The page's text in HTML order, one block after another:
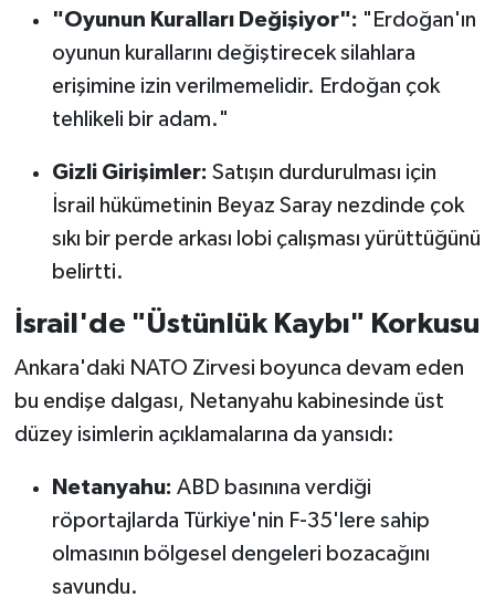
"Oyunun Kuralları Değişiyor": "Erdoğan'ın
oyunun kurallarını değiştirecek silahlara
erişimine izin verilmemelidir. Erdoğan çok
tehlikeli bir adam."
Gizli Girişimler: Satışın durdurulması için
İsrail hükümetinin Beyaz Saray nezdinde çok
sıkı bir perde arkası lobi çalışması yürüttüğünü
belirtti.
İsrail'de "Üstünlük Kaybı" Korkusu
Ankara'daki NATO Zirvesi boyunca devam eden
bu endişe dalgası, Netanyahu kabinesinde üst
düzey isimlerin açıklamalarına da yansıdı:
Netanyahu: ABD basınına verdiği
röportajlarda Türkiye'nin F-35'lere sahip
olmasının bölgesel dengeleri bozacağını
savundu.